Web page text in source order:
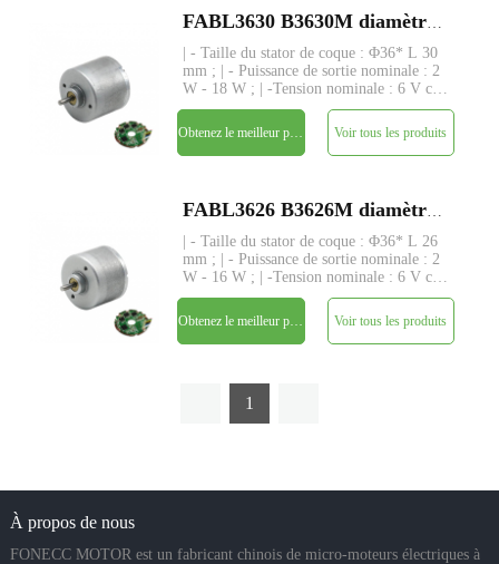
| - Taille du stator de coque : Φ36* L 30
mm ; | - Puissance de sortie nominale : 2
W - 18 W ; | -Tension nominale : 6 V cc
- 24 V ; | - Couple nominal : jusqu'à 210
gf-cm ; | - Axe : Φ3,175 mm (ou
4,0 mm), longueur personnalisée ; | -
Driver : drive
Voir tous les produits
| - Taille du stator de coque : Φ36* L 26
mm ; | - Puissance de sortie nominale : 2
W - 16 W ; | -Tension nominale : 6 V cc
- 24 V ; | - Couple nominal : jusqu'à 98
gf-cm ; | - Axe : Φ3,175 mm (ou
4,0 mm), longueur personnalisée ; | -
Driver : driver
Voir tous les produits
1
À propos de nous
FONECC MOTOR est un fabricant chinois de micro-moteurs électriques à